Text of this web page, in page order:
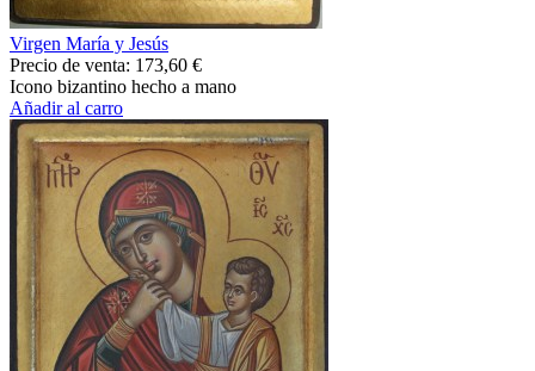
Virgen María y Jesús
Precio de venta: 173,60 €
Icono bizantino hecho a mano
Añadir al carro